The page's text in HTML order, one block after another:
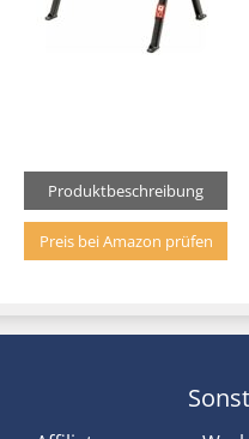
Produktbeschreibung
Preis bei Amazon prüfen